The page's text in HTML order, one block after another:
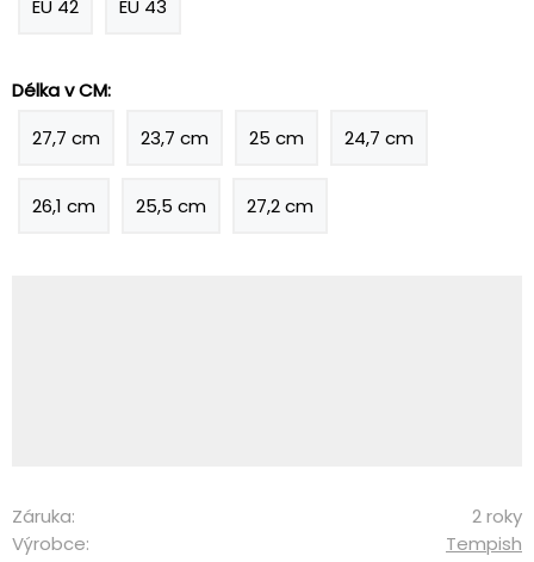
EU 42 EU 43
Délka v CM:
27,7 cm
23,7 cm 25 cm 24,7 cm
26,1 cm 25,5 cm 27,2 cm
Záruka:
2 roky
Výrobce:
Tempish